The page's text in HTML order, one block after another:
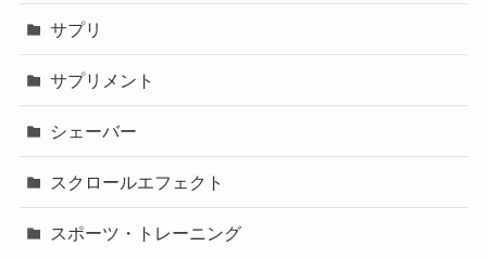
サプリ
サプリメント
シェーバー
スクロールエフェクト
スポーツ・トレーニング